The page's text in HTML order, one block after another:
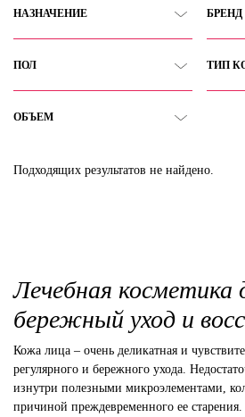
НАЗНАЧЕНИЕ БРЕНД
ПОЛ ТИП
ОБЪЕМ
Подходящих результатов не найдено.
Лечебная косметика
бережный уход и
Кожа лица – очень деликатная и
регулярного и бережного ухода.
изнутри полезными микроэлементами,
причиной преждевременного ее